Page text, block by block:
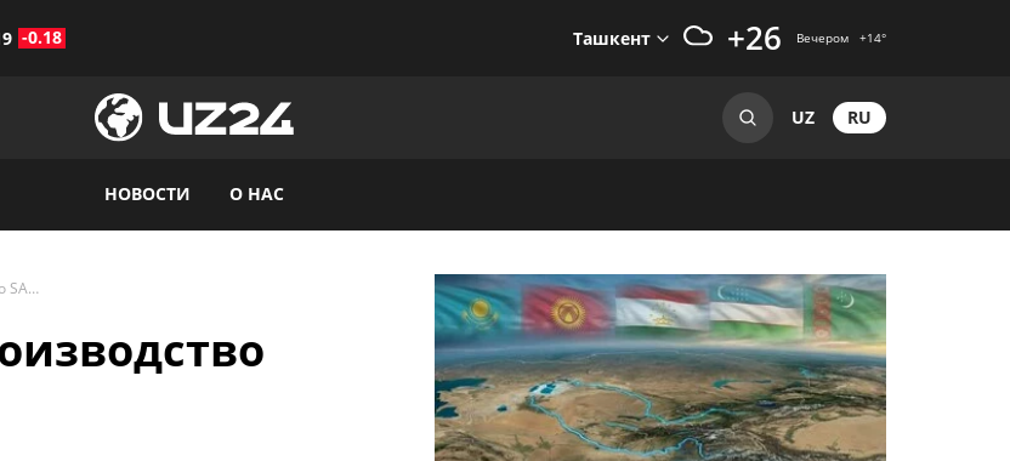
-0.18 Ташкент +26 Вечером +14°
UZ RU
НОВОСТИ О НАС
Как устроено фармпроизводство SANTO